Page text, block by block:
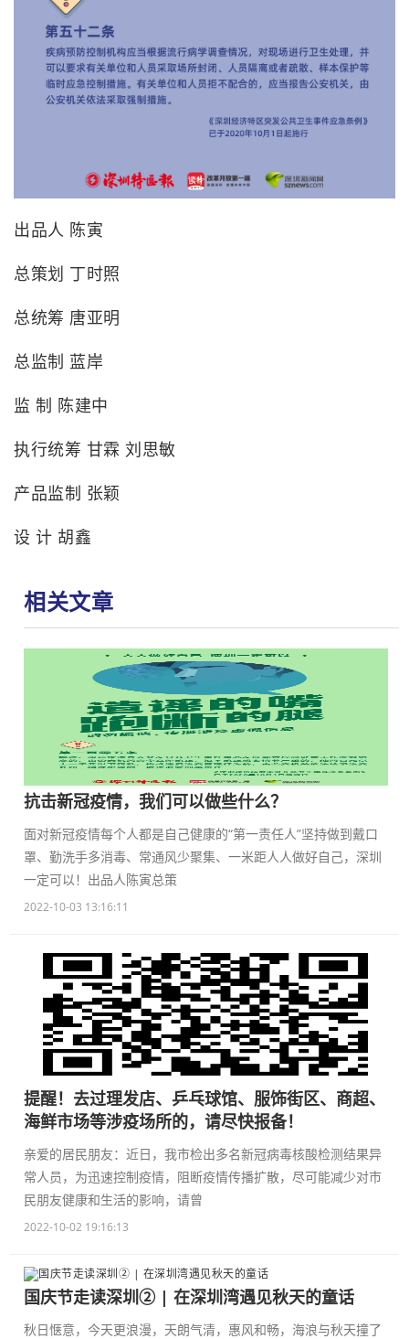
出品人 陈寅
总策划 丁时照
总统筹 唐亚明
总监制 蓝岸
监 制 陈建中
执行统筹 甘霖 刘思敏
产品监制 张颖
设 计 胡鑫
相关文章
抗击新冠疫情，我们可以做些什么？
面对新冠疫情每个人都是自己健康的“第一责任人”坚持做到戴口
罩、勤洗手多消毒、常通风少聚集、一米距人人做好自己，深圳
一定可以！出品人陈寅总策
2022-10-03 13:16:11
提醒！去过理发店、乒乓球馆、服饰街区、商超、
海鲜市场等涉疫场所的，请尽快报备！
亲爱的居民朋友：近日，我市检出多名新冠病毒核酸检测结果异
常人员，为迅速控制疫情，阻断疫情传播扩散，尽可能减少对市
民朋友健康和生活的影响，请曾
2022-10-02 19:16:13
国庆节走读深圳② | 在深圳湾遇见秋天的童话
秋日惬意，今天更浪漫，天朗气清，惠风和畅，海浪与秋天撞了